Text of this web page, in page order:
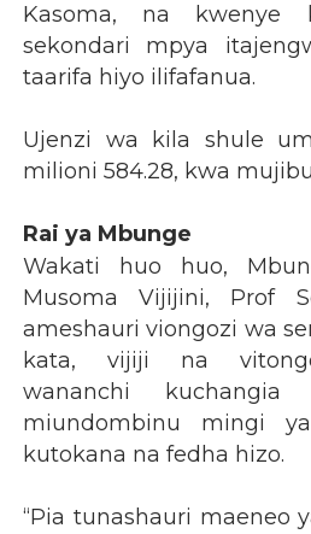
Kasoma, na kwenye
sekondari mpya
taarifa hiyo ilifafanua.
Ujenzi wa kila shule
milioni 584.28, kwa
Rai ya Mbunge
Wakati huo huo,
Musoma Vijijini, Prof
ameshauri viongozi wa
kata, vijiji na
wananchi
miundombinu mingi
kutokana na fedha hizo.
“Pia tunashauri maeneo